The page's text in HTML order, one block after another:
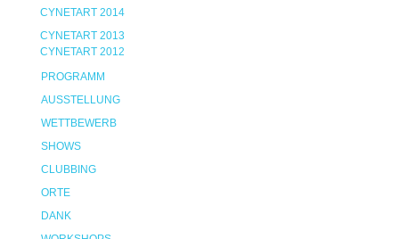
CYNETART 2014
CYNETART 2013
CYNETART 2012
PROGRAMM
AUSSTELLUNG
WETTBEWERB
SHOWS
CLUBBING
ORTE
DANK